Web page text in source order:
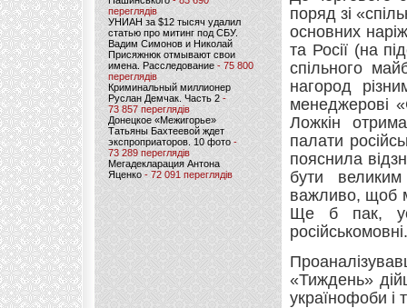
переглядів
УНИАН за $12 тысяч удалил
статью про митинг под СБУ.
Вадим Симонов и Николай
Присяжнюк отмывают свои
имена. Расследование - 75 800
переглядів
Криминальный миллионер
Руслан Демчак. Часть 2-
73 857 переглядів
Донецкое «Межигорье»
Татьяны Бахтеевой ждет
экспроприаторов. 10 фото -
73 289 переглядів
Мегадекларация Антона
Яценко - 72 091 переглядів
поряд зі
основних
та Росії (на
спільного
нагород
менеджерові
Ложкін
палати
пояснила
бути
важливо, щоб
Ще б пак,
російськомовні.
«Тиждень»
українофоби і